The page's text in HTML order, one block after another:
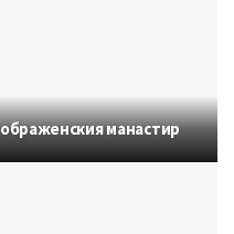
манастир